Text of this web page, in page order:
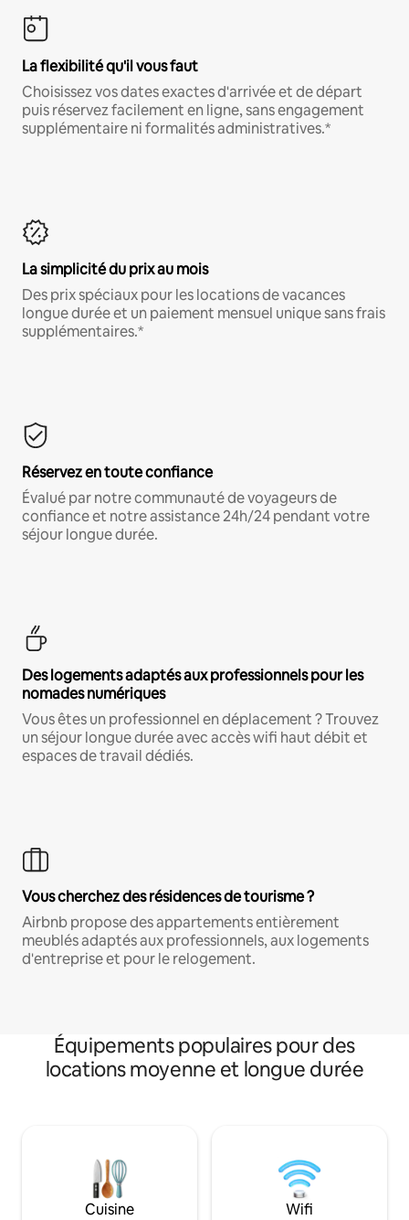
La flexibilité qu'il vous faut
Choisissez vos dates exactes d'arrivée et de départ
puis réservez facilement en ligne, sans engagement
supplémentaire ni formalités administratives.*
La simplicité du prix au mois
Des prix spéciaux pour les locations de vacances
longue durée et un paiement mensuel unique sans frais
supplémentaires.*
Réservez en toute confiance
Évalué par notre communauté de voyageurs de
confiance et notre assistance 24h/24 pendant votre
séjour longue durée.
Des logements adaptés aux professionnels pour les
nomades numériques
Vous êtes un professionnel en déplacement ? Trouvez
un séjour longue durée avec accès wifi haut débit et
espaces de travail dédiés.
Vous cherchez des résidences de tourisme ?
Airbnb propose des appartements entièrement
meublés adaptés aux professionnels, aux logements
d'entreprise et pour le relogement.
Équipements populaires pour des
locations moyenne et longue durée
Cuisine Wifi